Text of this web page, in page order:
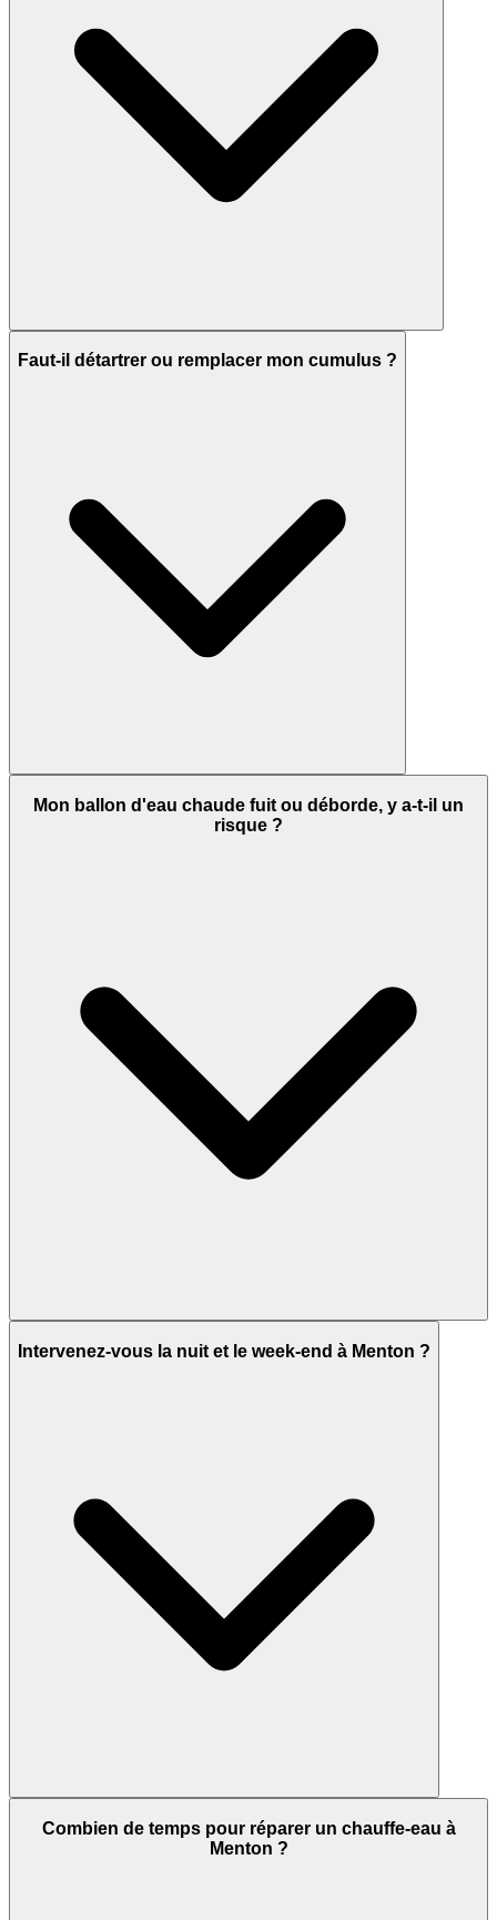
Faut-il détartrer ou remplacer mon cumulus ?
Mon ballon d'eau chaude fuit ou déborde, y a-t-il un
risque ?
Intervenez-vous la nuit et le week-end à Menton ?
Combien de temps pour réparer un chauffe-eau à
Menton ?